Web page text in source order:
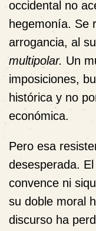
occidental no
hegemonía. Se
arrogancia, al
multipolar. Un
imposiciones,
histórica y no
económica.
Pero esa
desesperada.
convence ni
su doble moral
discurso ha